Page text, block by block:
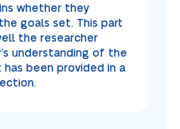
whether they
goals set. This part
the researcher
understanding of the
been provided in a